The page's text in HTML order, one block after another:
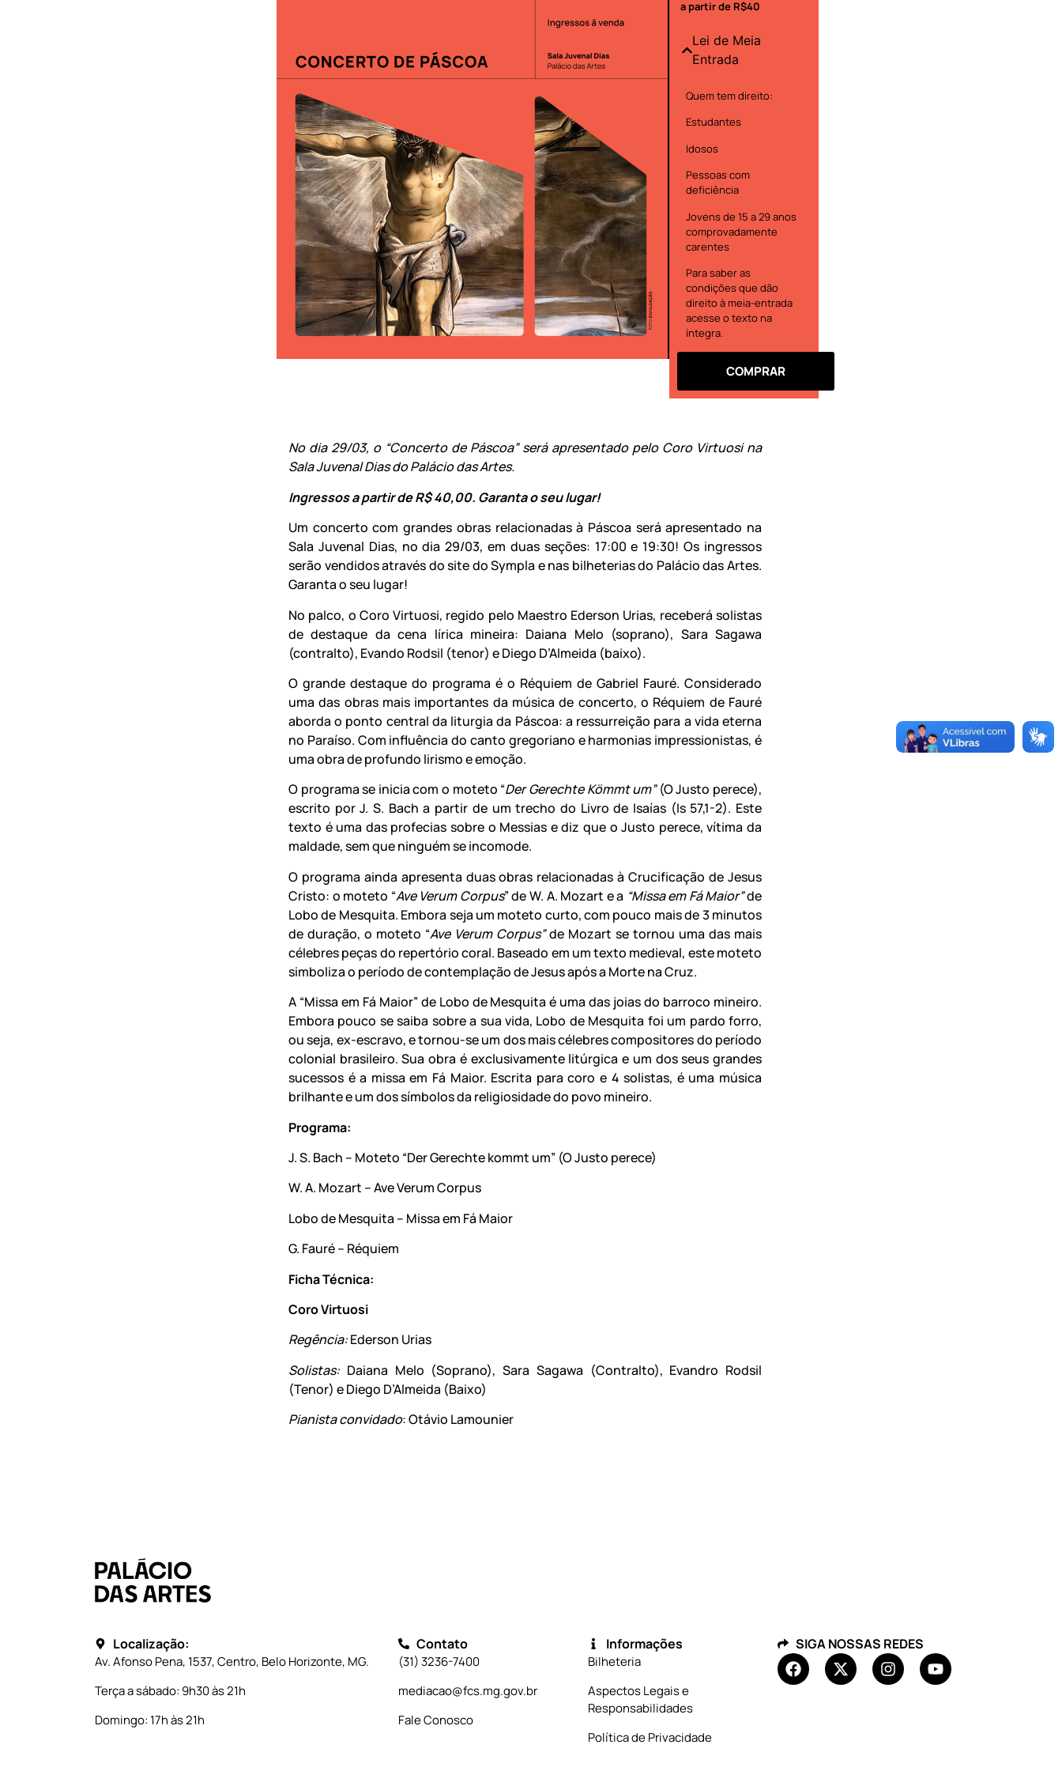
a partir de R$40
Lei de Meia
Entrada
Quem tem direito:
Estudantes
Idosos
Pessoas com
deficiência
Jovens de 15 a 29 anos
comprovadamente
carentes
Para saber as
condições que dão
direito à meia-entrada
acesse o texto na
íntegra.
COMPRAR
No dia 29/03, o “Concerto de Páscoa” será apresentado pelo Coro Virtuosi na
Sala Juvenal Dias do Palácio das Artes.
Ingressos a partir de R$ 40,00. Garanta o seu lugar!
Um concerto com grandes obras relacionadas à Páscoa será apresentado na
Sala Juvenal Dias, no dia 29/03, em duas seções: 17:00 e 19:30! Os ingressos
serão vendidos através do site do Sympla e nas bilheterias do Palácio das Artes.
Garanta o seu lugar!
No palco, o Coro Virtuosi, regido pelo Maestro Ederson Urias, receberá solistas
de destaque da cena lírica mineira: Daiana Melo (soprano), Sara Sagawa
(contralto), Evando Rodsil (tenor) e Diego D’Almeida (baixo).
O grande destaque do programa é o Réquiem de Gabriel Fauré. Considerado
uma das obras mais importantes da música de concerto, o Réquiem de Fauré
aborda o ponto central da liturgia da Páscoa: a ressurreição para a vida eterna
no Paraíso. Com influência do canto gregoriano e harmonias impressionistas, é
uma obra de profundo lirismo e emoção.
O programa se inicia com o moteto “Der Gerechte Kömmt um”(O Justo perece),
escrito por J. S. Bach a partir de um trecho do Livro de Isaías (Is 57,1-2). Este
texto é uma das profecias sobre o Messias e diz que o Justo perece, vítima da
maldade, sem que ninguém se incomode.
O programa ainda apresenta duas obras relacionadas à Crucificação de Jesus
Cristo: o moteto “Ave Verum Corpus” de W. A. Mozart e a “Missa em Fá Maior”de
Lobo de Mesquita. Embora seja um moteto curto, com pouco mais de 3 minutos
de duração, o moteto “Ave Verum Corpus”de Mozart se tornou uma das mais
célebres peças do repertório coral. Baseado em um texto medieval, este moteto
simboliza o período de contemplação de Jesus após a Morte na Cruz.
A “Missa em Fá Maior” de Lobo de Mesquita é uma das joias do barroco mineiro.
Embora pouco se saiba sobre a sua vida, Lobo de Mesquita foi um pardo forro,
ou seja, ex-escravo, e tornou-se um dos mais célebres compositores do período
colonial brasileiro. Sua obra é exclusivamente litúrgica e um dos seus grandes
sucessos é a missa em Fá Maior. Escrita para coro e 4 solistas, é uma música
brilhante e um dos símbolos da religiosidade do povo mineiro.
Programa:
J. S. Bach – Moteto “Der Gerechte kommt um” (O Justo perece)
W. A. Mozart – Ave Verum Corpus
Lobo de Mesquita – Missa em Fá Maior
G. Fauré – Réquiem
Ficha Técnica:
Coro Virtuosi
Regência:Ederson Urias
Solistas: Daiana Melo (Soprano), Sara Sagawa (Contralto), Evandro Rodsil
(Tenor) e Diego D’Almeida (Baixo)
Pianista convidado: Otávio Lamounier
Localização:
Av. Afonso Pena, 1537, Centro, Belo Horizonte, MG.
Terça a sábado: 9h30 às 21h
Domingo: 17h às 21h
Contato
(31) 3236-7400
mediacao@fcs.mg.gov.br
Fale Conosco
Informações
Bilheteria
Aspectos Legais e
Responsabilidades
Política de Privacidade
SIGA NOSSAS REDES